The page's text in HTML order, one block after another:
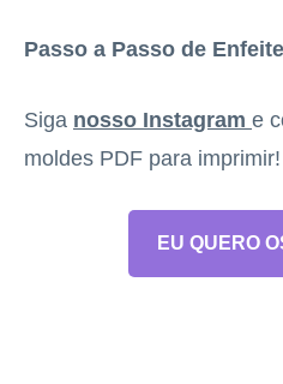
Passo a Passo de
Siga nosso Instagram e
moldes PDF para imprimir!
EU QUERO